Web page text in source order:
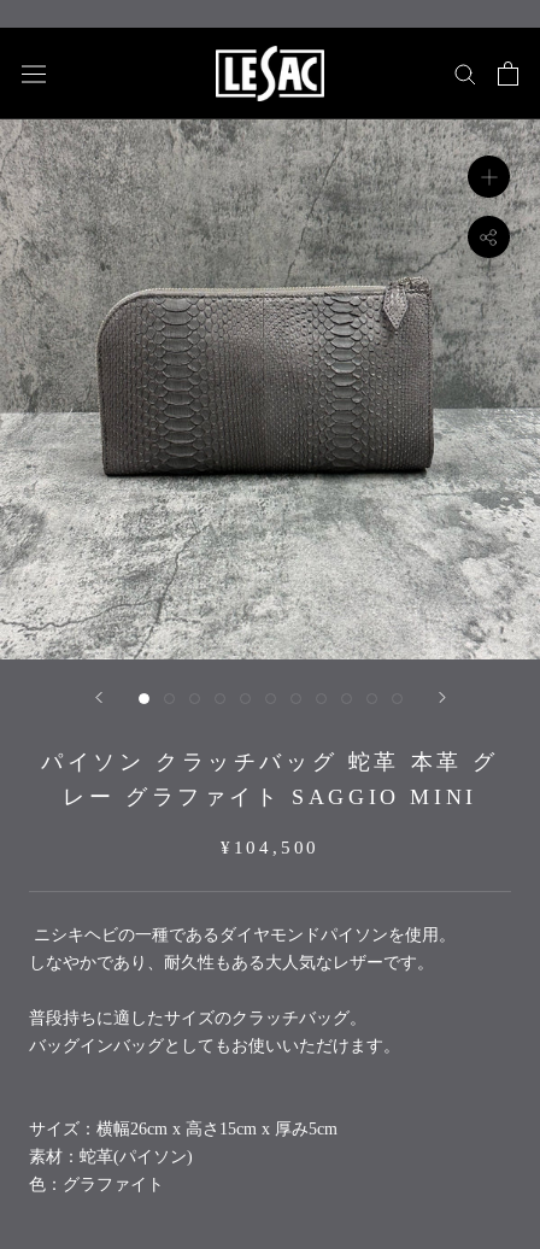
ッ
し
て
コ
ン
テ
ン
ツ
に
移
動
す
る
パイソン クラッチバッグ 蛇革 本革 グ
レー グラファイト SAGGIO MINI
¥104,500
ニシキヘビの一種であるダイヤモンドパイソンを使用。
しなやかであり、耐久性もある大人気なレザーです。
普段持ちに適したサイズのクラッチバッグ。
バッグインバッグとしてもお使いいただけます。
サイズ：横幅26cm x 高さ15cm x 厚み5cm
素材：蛇革(パイソン)
色：グラファイト